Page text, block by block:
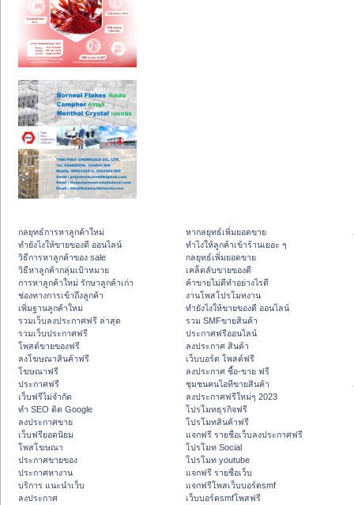
กลยุทธ์การหาลูกค้าใหม่
ทํายังไงให้ขายของดี ออนไลน์
วิธีการหาลูกค้าของ sale
วิธีหาลูกค้ากลุ่มเป้าหมาย
การหาลูกค้าใหม่ รักษาลูกค้าเก่า
ช่องทางการเข้าถึงลูกค้า
เพิ่มฐานลูกค้าใหม่
รวมเว็บลงประกาศฟรี ล่าสุด
รวมเว็บประกาศฟรี
โพสต์ขายของฟรี
ลงโฆษณาสินค้าฟรี
โฆษณาฟรี
ประกาศฟรี
เว็บฟรีไม่จำกัด
ทำ SEO ติด Google
ลงประกาศขาย
เว็บฟรียอดนิยม
โพสโฆษณา
ประกาศขายของ
ประกาศหางาน
บริการ แนะนำเว็บ
ลงประกาศ
หากลยุทธ์เพิ่มยอดขาย
ทําไงให้ลูกค้าเข้าร้านเยอะ ๆ
กลยุทธ์เพิ่มยอดขาย
เคล็ดลับขายของดี
ค้าขายไม่ดีทำอย่างไรดี
งานโพสโปรโมทงาน
ทํายังไงให้ขายของดี ออนไลน์
รวม SMFขายสินค้า
ประกาศฟรีออนไลน์
ลงประกาศ สินค้า
เว็บบอร์ด โพสต์ฟรี
ลงประกาศ ซื้อ-ขาย ฟรี
ชุมชนคนไอทีขายสินค้า
ลงประกาศฟรีใหม่ๆ 2023
โปรโมทธุรกิจฟรี
โปรโมทสินค้าฟรี
แจกฟรี รายชื่อเว็บลงประกาศฟรี
โปรโมท Social
โปรโมท youtube
แจกฟรี รายชื่อเว็บ
แจกฟรีโพสเว็บบอร์ดsmf
เว็บบอร์ดsmfโพสฟรี